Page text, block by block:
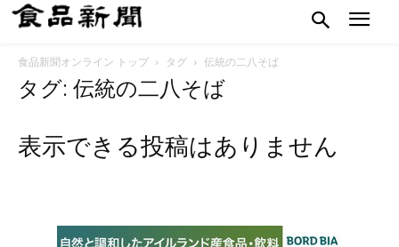
食品新聞オンライン トップ タグ 伝統の二八そば
タグ: 伝統の二八そば
表示できる投稿はありません